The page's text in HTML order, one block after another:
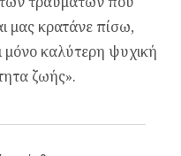
μας κρατάνε πίσω,
μόνο καλύτερη ψυχική
ζωής».